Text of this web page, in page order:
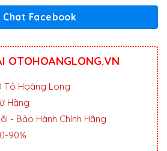
Chat Facebook
OTOHOANGLONG.VN
Tô Hoàng Long
Hãng
- Bảo Hành Chính Hãng
90%